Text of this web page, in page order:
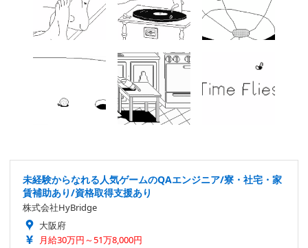
未経験からなれる人気ゲームのQAエンジニア/寮・社宅・家
賃補助あり/資格取得支援あり
株式会社HyBridge
大阪府
月給30万円～51万8,000円